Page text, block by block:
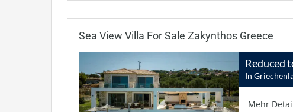
Sea View Villa For Sale Zakynthos Greece
Reduced
In
Mehr